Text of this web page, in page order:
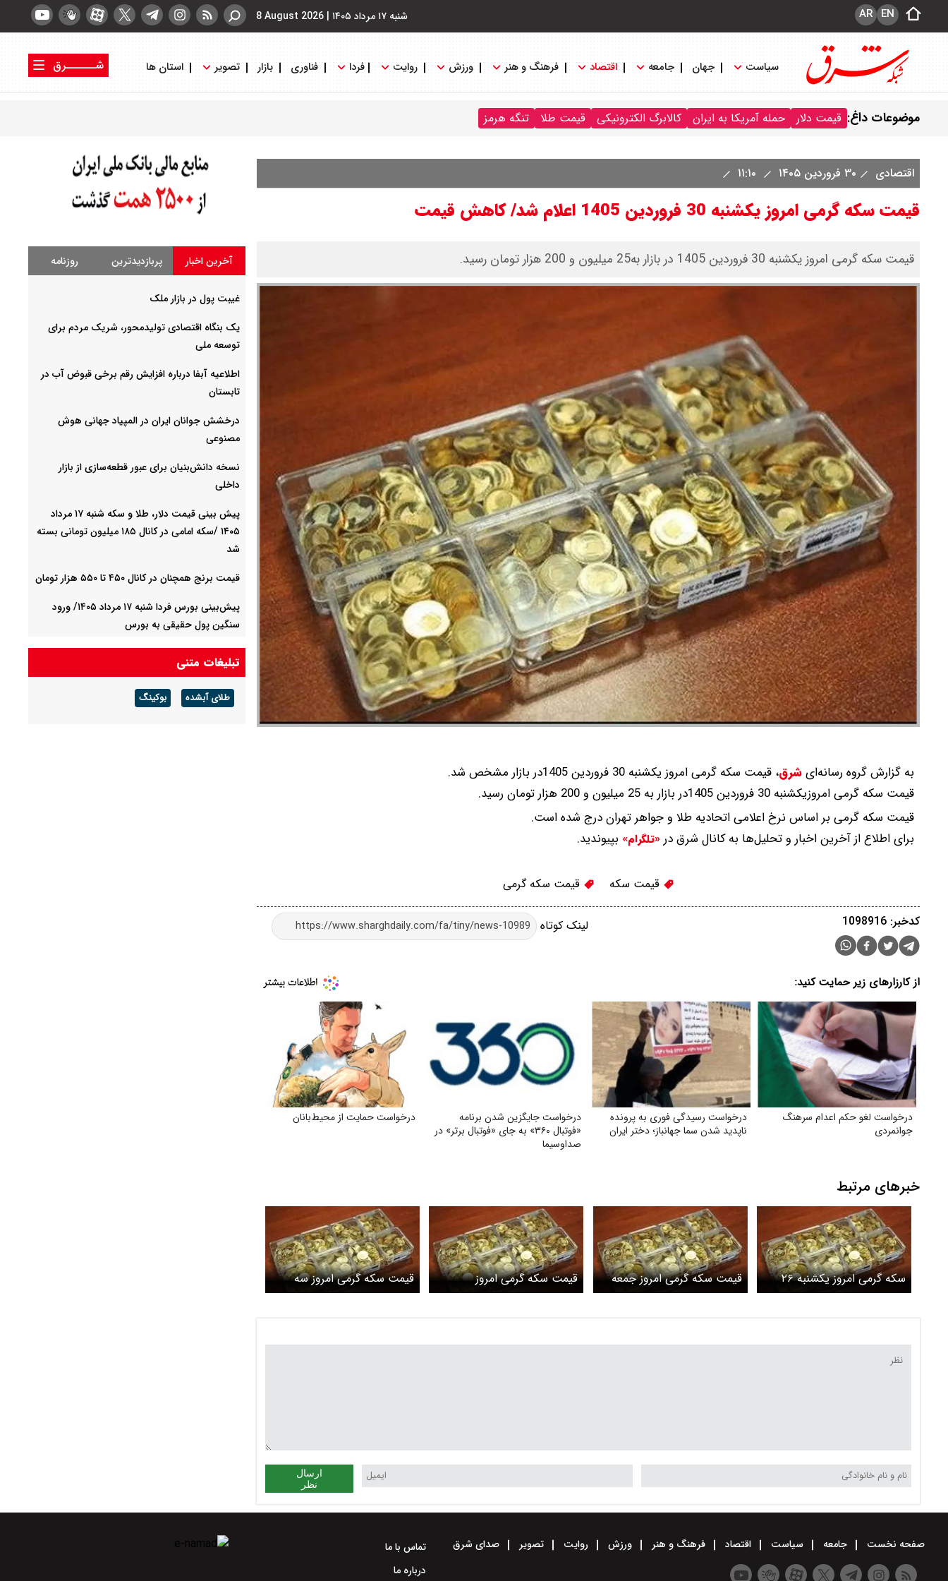
شنبه ۱۷ مرداد ۱۴۰۵ |
8 August 2026 EN
AR
سیاست جهان جامعه اقتصاد فرهنگ و هنر ورزش روایت فردا فناوری بازار تصویر استان ها
شــــــرق
موضوعات داغ: قیمت دلار حمله آمریکا به ایران کالابرگ الکترونیکی قیمت طلا تنگه هرمز
اقتصادی ۳۰ فروردین ۱۴۰۵
قیمت سکه گرمی امروز یکشنبه 30 فروردین 1405 اعلام شد/ کاهش قیمت
قیمت سکه گرمی امروز یکشنبه 30 فروردین 1405 در بازار به25 میلیون و 200 هزار تومان رسید.
به گزارش گروه رسانه‌ایشرق، قیمت سکه گرمی امروز یکشنبه 30 فروردین 1405در بازار مشخص شد.
قیمت سکه گرمی امروزیکشنبه 30 فروردین 1405در بازار به 25 میلیون و 200 هزار تومان رسید.
قیمت سکه گرمی بر اساس نرخ اعلامی اتحادیه طلا و جواهر تهران درج شده است.
برای اطلاع از آخرین اخبار و تحلیل‌ها به کانال شرق در «تلگرام» بپیوندید.
قیمت سکه قیمت سکه گرمی
لینک کوتاه کدخبر: 1098916
از کارزارهای زیر حمایت کنید:
درخواست لغو حکم اعدام سرهنگ
جوانمردی
درخواست رسیدگی فوری به پرونده
ناپدید شدن سما جهانباز؛ دختر ایران
درخواست جایگزین شدن برنامه
«فوتبال ۳۶۰» به جای «فوتبال برتر» در
صداوسیما
درخواست حمایت از محیط‌بانان
خبرهای مرتبط
سکه گرمی امروز یکشنبه ۲۶
بهمن ۱۴۰۴ اعلام شد
قیمت سکه گرمی امروز جمعه
۲۴ بهمن ۱۴۰۴ اعلام شد
قیمت سکه گرمی امروز
چهارشنبه ۲۲ بهمن ۱۴۰۴ اعلام
قیمت سکه گرمی امروز سه
شنبه ۲۱ بهمن ۱۴۰۴ اعلام شد
ارسال
نظر
آخرین اخبار پربازدیدترین روزنامه
غیبت پول در بازار ملک
یک بنگاه اقتصادی تولیدمحور، شریک مردم برای
توسعه ملی
اطلاعیه آبفا درباره افزایش رقم برخی قبوض آب در
تابستان
درخشش جوانان ایران در المپیاد جهانی هوش
مصنوعی
نسخه دانش‌بنیان برای عبور قطعه‌سازی از بازار
داخلی
پیش ‌بینی قیمت دلار، طلا و سکه شنبه ۱۷ مرداد
۱۴۰۵ /سکه امامی در کانال ۱۸۵ میلیون تومانی بسته
شد
قیمت برنج همچنان در کانال ۴۵۰ تا ۵۵۰ هزار تومان
پیش‌بینی بورس فردا شنبه ۱۷ مرداد ۱۴۰۵/ ورود
سنگین پول حقیقی به بورس
قظعی گاز بجنورد ۱۴ ساعته خواهد بود
شرکت گاز مازندران هشدار داد: برای زمستان آماده
شوید
تبلیغات متنی
طلای آبشده بوکینگ
صفحه نخست جامعه سیاست اقتصاد فرهنگ و هنر ورزش روایت تصویر صدای شرق
تماس با ما
درباره ما